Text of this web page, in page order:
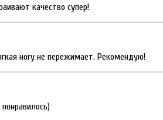
качество супер!
ногу не пережимает. Рекомендую!